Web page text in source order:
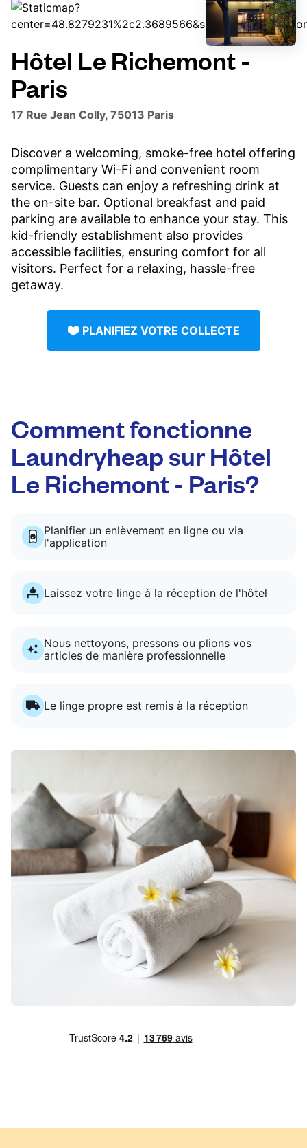
Hôtel Le Richemont -
Paris
17 Rue Jean Colly, 75013 Paris
Discover a welcoming, smoke-free hotel offering
complimentary Wi-Fi and convenient room
service. Guests can enjoy a refreshing drink at
the on-site bar. Optional breakfast and paid
parking are available to enhance your stay. This
kid-friendly establishment also provides
accessible facilities, ensuring comfort for all
visitors. Perfect for a relaxing, hassle-free
getaway.
PLANIFIEZ VOTRE COLLECTE
Comment fonctionne
Laundryheap sur Hôtel
Le Richemont - Paris?
Planifier un enlèvement en ligne ou via
l'application
Laissez votre linge à la réception de l'hôtel
Nous nettoyons, pressons ou plions vos
articles de manière professionnelle
Le linge propre est remis à la réception